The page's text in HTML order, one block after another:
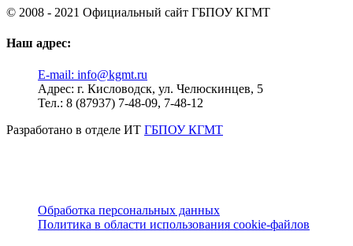
© 2008 - 2021 Официальный сайт ГБПОУ КГМТ
Наш адрес:
E-mail: info@kgmt.ru
Адрес: г. Кисловодск, ул. Челюскинцев, 5
Тел.: 8 (87937) 7-48-09, 7-48-12
Разработано в отделе ИТ ГБПОУ КГМТ
Обработка персональных данных
Политика в области использования cookie-файлов